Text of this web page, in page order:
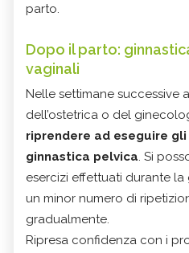
parto.
Dopo il parto:
vaginali
Nelle settimane successive
dell’ostetrica o del
riprendere ad eseguire
ginnastica pelvica. Si
esercizi effettuati durante
un minor numero di
gradualmente.
Ripresa confidenza con i